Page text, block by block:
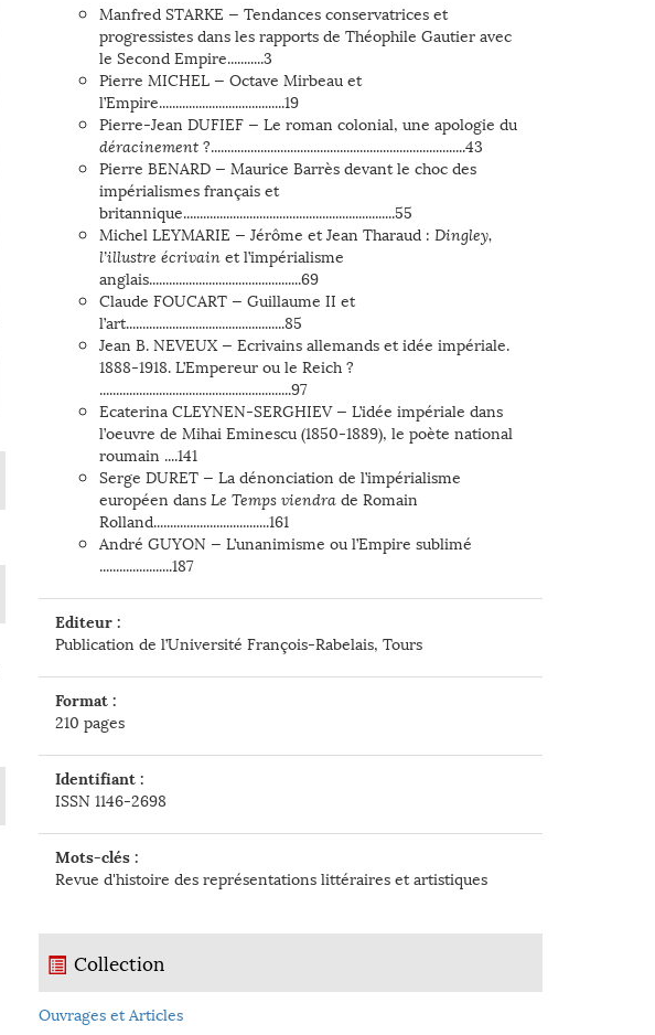
Plein écran
Manfred STARKE — Tendances conservatrices et
progressistes dans les rapports de Théophile Gautier avec
le Second Empire...........3
Pierre MICHEL — Octave Mirbeau et
l’Empire......................................19
Pierre-Jean DUFIEF — Le roman colonial, une apologie du
déracinement?.............................................................................43
Pierre BENARD — Maurice Barrès devant le choc des
impérialismes français et
britannique................................................................55
Michel LEYMARIE — Jérôme et Jean Tharaud : Dingley,
l’illustre écrivainet l’impérialisme
anglais..............................................69
Claude FOUCART — Guillaume II et
l’art................................................85
Jean B. NEVEUX — Ecrivains allemands et idée impériale.
1888-1918. L’Empereur ou le Reich ?
..........................................................97
Ecaterina CLEYNEN-SERGHIEV — L’idée impériale dans
l’oeuvre de Mihai Eminescu (1850-1889), le poète national
roumain ....141
Serge DURET — La dénonciation de l’impérialisme
européen dans Le Temps viendrade Romain
Rolland...................................161
André GUYON — L’unanimisme ou l’Empire sublimé
......................187
Editeur :
Publication de l’Université François-Rabelais, Tours
Format :
210 pages
Identifiant :
ISSN 1146-2698
Mots-clés :
Revue d'histoire des représentations littéraires et artistiques
Collection
Ouvrages et Articles